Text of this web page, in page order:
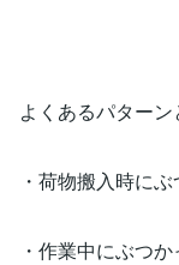
よくあるパターン
・荷物搬入時に
・作業中にぶつ